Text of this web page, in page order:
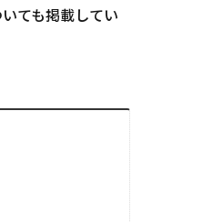
ても掲載してい